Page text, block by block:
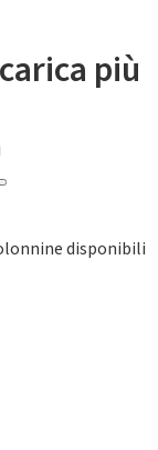
più
disponibili